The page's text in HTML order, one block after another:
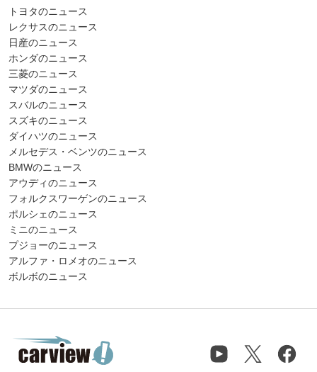
トヨタのニュース
レクサスのニュース
日産のニュース
ホンダのニュース
三菱のニュース
マツダのニュース
スバルのニュース
スズキのニュース
ダイハツのニュース
メルセデス・ベンツのニュース
BMWのニュース
アウディのニュース
フォルクスワーゲンのニュース
ポルシェのニュース
ミニのニュース
プジョーのニュース
アルファ・ロメオのニュース
ボルボのニュース